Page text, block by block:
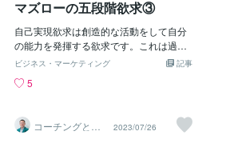
の、営業系、開発系、企画系の業種の人
に自己実現欲求が求められる傾向があり
ます。一方工場などの労働集約型の現場
では社会的欲求が満たされていればとり
仕事ができる人が大量に必要な職場にお
る人は重宝されるものです。それぞれの
特性を理解し、会社（組織）のメンバー
マズローの五段階欲求③
自己実現欲求は創造的な活動をして自分
の能力を発揮する欲求です。これは過去
は一部の人だけが持った欲求でした。例
荒廃から立ち直ること懸命で安全欲求を
ました。高度計再成長期でも書記は社会
的欲求を満たす中で会社の歯車としてひ
記事
ビジネス・マーケティング
5
コーチングと社
員研修の永井ロ
2023/07/26